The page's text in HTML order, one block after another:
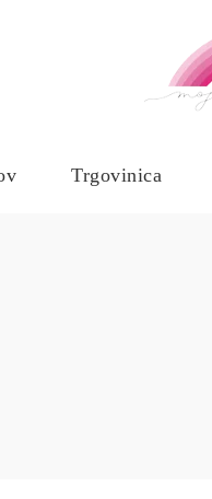
Trgovinica